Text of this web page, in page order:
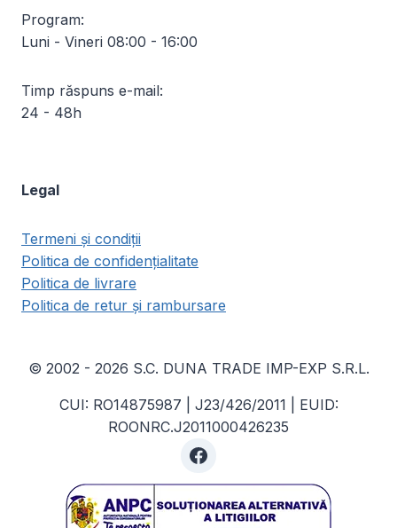
Program:
Luni - Vineri 08:00 - 16:00
Timp răspuns e-mail:
24 - 48h
Legal
Termeni și condiții
Politica de confidențialitate
Politica de livrare
Politica de retur și rambursare
© 2002 - 2026 S.C. DUNA TRADE IMP-EXP S.R.L.
CUI: RO14875987 | J23/426/2011 | EUID:
ROONRC.J2011000426235